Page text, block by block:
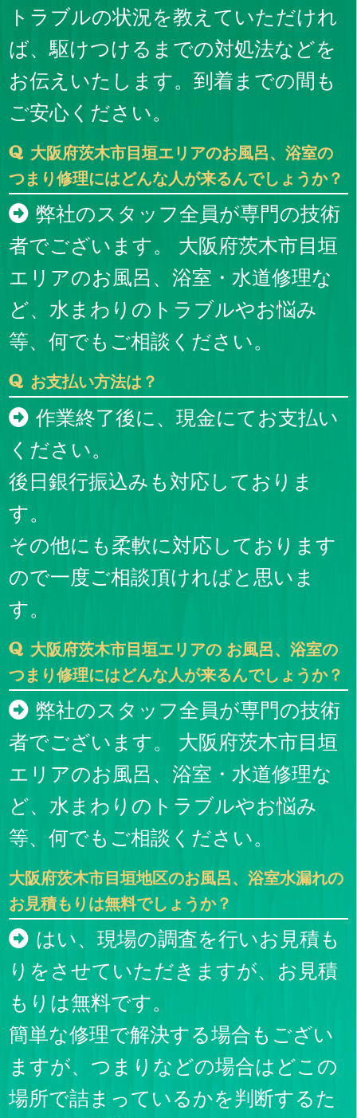
トラブルの状況を教えていただけれ
ば、駆けつけるまでの対処法などを
お伝えいたします。到着までの間も
ご安心ください。
大阪府茨木市目垣エリアのお風呂、浴室の
つまり修理にはどんな人が来るんでしょうか？
弊社のスタッフ全員が専門の技術
者でございます。 大阪府茨木市目垣
エリアのお風呂、浴室・水道修理な
ど、水まわりのトラブルやお悩み
等、何でもご相談ください。
お支払い方法は？
作業終了後に、現金にてお支払い
ください。
後日銀行振込みも対応しておりま
す。
その他にも柔軟に対応しております
ので一度ご相談頂ければと思いま
す。
大阪府茨木市目垣エリアの お風呂、浴室の
つまり修理にはどんな人が来るんでしょうか？
弊社のスタッフ全員が専門の技術
者でございます。 大阪府茨木市目垣
エリアのお風呂、浴室・水道修理な
ど、水まわりのトラブルやお悩み
等、何でもご相談ください。
大阪府茨木市目垣地区のお風呂、浴室水漏れの
お見積もりは無料でしょうか？
はい、現場の調査を行いお見積も
りをさせていただきますが、お見積
もりは無料です。
簡単な修理で解決する場合もござい
ますが、つまりなどの場合はどこの
場所で詰まっているかを判断するた